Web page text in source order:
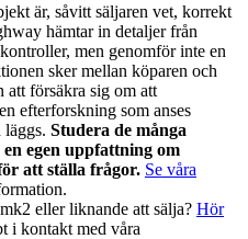
är, såvitt säljaren vet, korrekt
hämtar in detaljer från
men genomför inte en
sker mellan köparen och
att försäkra sig om att
efterforskning som anses
Studera de många
egen uppfattning om
att ställa frågor. Se våra
eller liknande att sälja? Hör
i kontakt med våra